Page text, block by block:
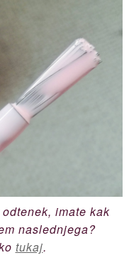
imate kak
naslednjega?
tukaj.